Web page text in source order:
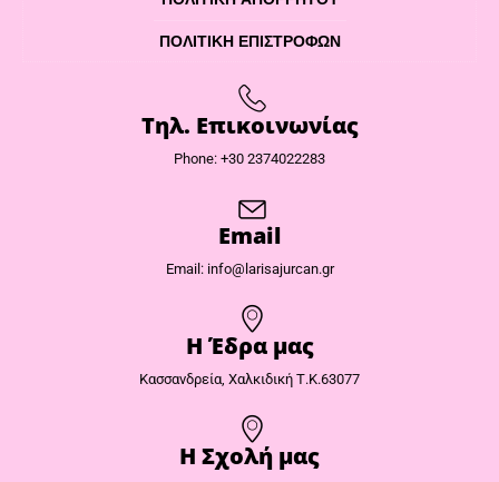
ΠΟΛΙΤΙΚΉ ΕΠΙΣΤΡΟΦΏΝ
Τηλ. Επικοινωνίας
Phone: +30 2374022283
Email
Email: info@larisajurcan.gr
Η Έδρα μας​
Κασσανδρεία, Χαλκιδική Τ.Κ.63077
Η Σχολή μας